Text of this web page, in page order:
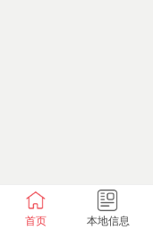
首页 本地信息